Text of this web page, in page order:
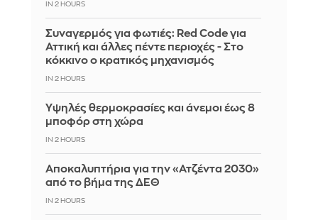
IN 2 HOURS
Συναγερμός για φωτιές: Red Code για
Αττική και άλλες πέντε περιοχές - Στο
κόκκινο ο κρατικός μηχανισμός
IN 2 HOURS
Υψηλές θερμοκρασίες και άνεμοι έως 8
μποφόρ στη χώρα
IN 2 HOURS
Αποκαλυπτήρια για την «Ατζέντα 2030»
από το βήμα της ΔΕΘ
IN 2 HOURS